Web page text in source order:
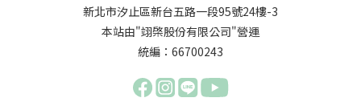
新北市汐止區新台五路一段95號24樓-3
本站由"翊棨股份有限公司"營運
統編：66700243